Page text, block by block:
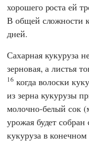
хорошего роста ей
В общей сложности
дней.
Сахарная кукуруза
зерновая, а листья
16 когда волоски
из зерна кукурузы
молочно-белый сок
урожая будет
кукуруза в